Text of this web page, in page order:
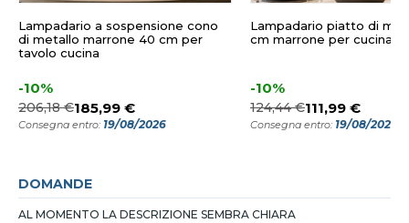
Lampadario a sospensione cono
di metallo marrone 40 cm per
tavolo cucina
-10%
206,18 €185,99 €
Consegna entro: 19/08/2026
Lampadario piatto di
cm marrone per cucina
-10%
124,44 €111,99 €
Consegna entro: 19/08/2026
DOMANDE
AL MOMENTO LA DESCRIZIONE SEMBRA CHIARA